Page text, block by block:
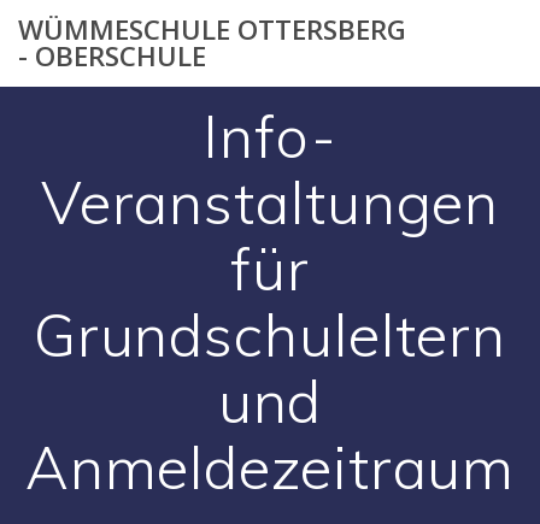
Inhalt
WÜMMESCHULE OTTERSBERG
- OBERSCHULE
Info-
Veranstaltungen
für
Grundschuleltern
und
Anmeldezeitraum